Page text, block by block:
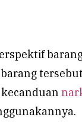
tersebut